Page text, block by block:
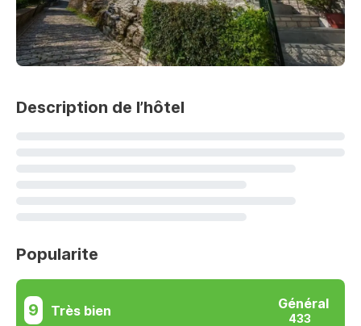
Description de l’hôtel
Popularite
9 Très bien Général
433